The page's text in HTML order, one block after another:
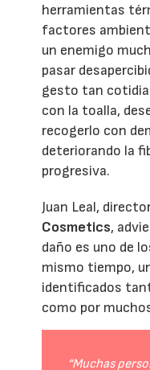
herramientas
factores
un enemigo
pasar
gesto tan
con la toalla,
recogerlo con
deteriorando la
progresiva.
Juan Leal,
Cosmetics,
daño es uno de
mismo tiempo,
identificados
como por
“Muchas